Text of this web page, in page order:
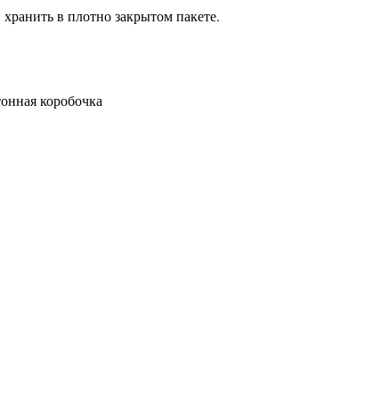
в плотно закрытом пакете.
коробочка